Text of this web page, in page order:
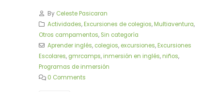
By Celeste Pasicaran
Actividades,Excursiones de colegios,Multiaventura,
Otros campamentos, Sin categoría
Aprender inglés, colegios, excursiones,Excursiones
Escolares, gmrcamps,inmersión en inglés,niños,
Programas de inmersión
0 Comments